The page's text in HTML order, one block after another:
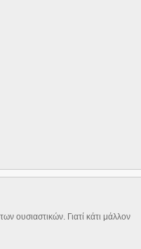
ουσιαστικών. Γιατί κάτι μάλλον